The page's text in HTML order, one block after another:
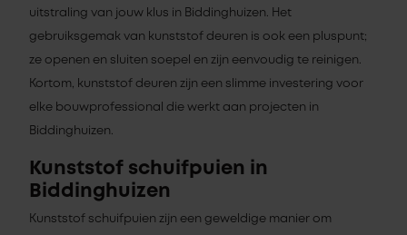
uitstraling van jouw klus in Biddinghuizen. Het
gebruiksgemak van kunststof deuren is ook een pluspunt;
ze openen en sluiten soepel en zijn eenvoudig te reinigen.
Kortom, kunststof deuren zijn een slimme investering voor
elke bouwprofessional die werkt aan projecten in
Biddinghuizen.
Kunststof schuifpuien in
Biddinghuizen
Kunststof schuifpuien zijn een geweldige manier om